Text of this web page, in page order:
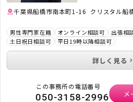
千葉県船橋市南本町1-16 クリスタル船
男性専門家在籍 オンライン相談可 出張相
土日祝日相談可
平日19時以降相談可
詳しく見る
この事務所の電話番号
050-3158-2996 メ